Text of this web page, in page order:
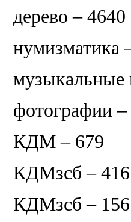
дерево – 4640
нумизматика
музыкальные
фотографии –
КДМ – 679
КДМзсб – 416
КДМзсб – 156